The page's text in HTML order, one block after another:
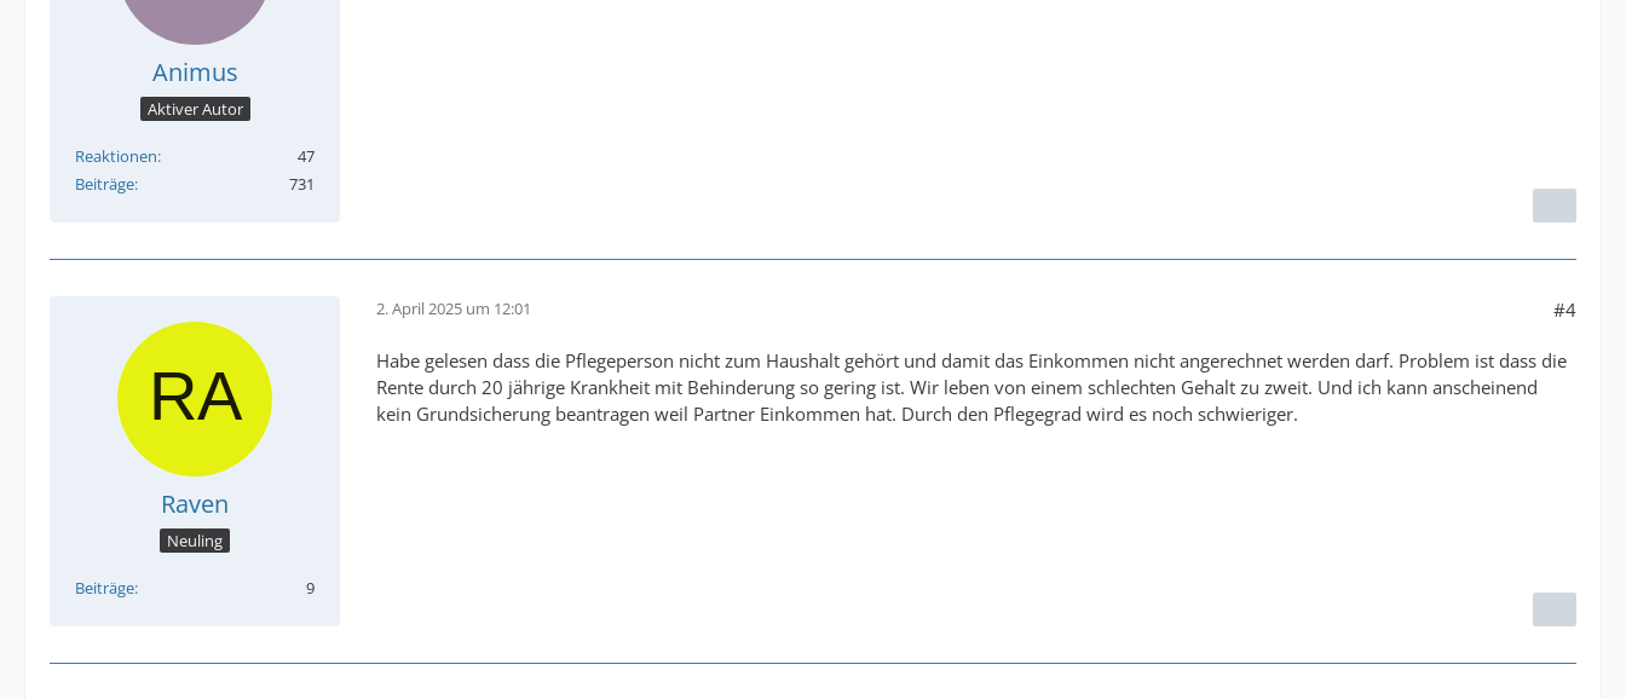
Animus
Aktiver Autor
Reaktionen
47
Beiträge
731
Raven
Neuling
Beiträge 9
2. April 2025 um 12:01 #4
Habe gelesen dass die Pflegeperson nicht zum Haushalt gehört und damit das Einkommen nicht angerechnet werden darf. Problem ist dass die
Rente durch 20 jährige Krankheit mit Behinderung so gering ist. Wir leben von einem schlechten Gehalt zu zweit. Und ich kann anscheinend
kein Grundsicherung beantragen weil Partner Einkommen hat. Durch den Pflegegrad wird es noch schwieriger.